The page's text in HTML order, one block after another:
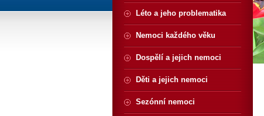
Léto a jeho problematika
Nemoci každého věku
Dospělí a jejich nemoci
Děti a jejich nemoci
Sezónní nemoci